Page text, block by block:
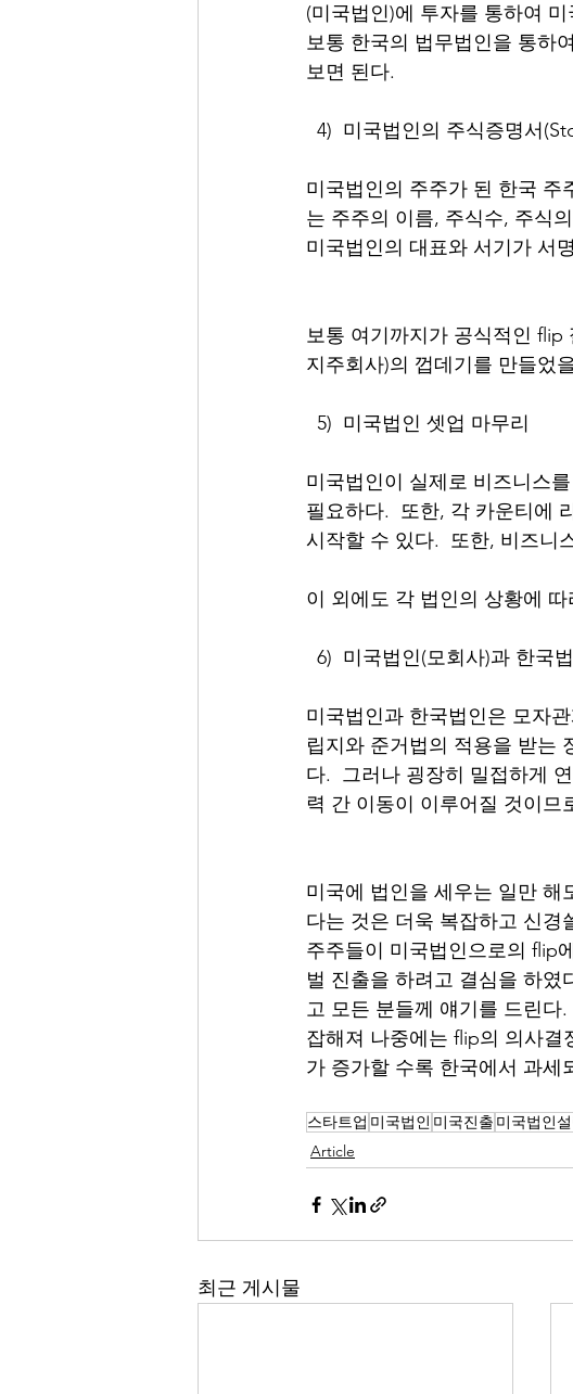
(미국법인)에 투자를 통하여
보통 한국의 법무법인을 통하
보면 된다.
4)  미국법인의 주식증명서
미국법인의 주주가 된 한국 주
는 주주의 이름, 주식수, 주식
미국법인의 대표와 서기가 서
보통 여기까지가 공식적인 flip
지주회사)의 껍데기를 만들었
  5)  미국법인 셋업 마무리
미국법인이 실제로 비즈니스
필요하다.  또한, 각 카운티에
시작할 수 있다.  또한, 비즈니
이 외에도 각 법인의 상황에
6)  미국법인(모회사)과 한국
미국법인과 한국법인은 모자
립지와 준거법의 적용을 받는
다.  그러나 굉장히 밀접하게
력 간 이동이 이루어질 것이므
미국에 법인을 세우는 일만 해
다는 것은 더욱 복잡하고 신경
주주들이 미국법인으로의 flip
벌 진출을 하려고 결심을 하
고 모든 분들께 얘기를 드린다
잡해져 나중에는 flip의 의사결
가 증가할 수록 한국에서 과세
스타트업 미국법인 미국진출 미국법인
Article
최근 게시물